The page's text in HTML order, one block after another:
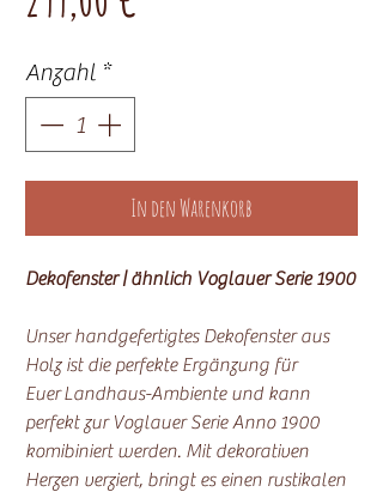
Anzahl *
In den Warenkorb
Dekofenster | ähnlich Voglauer Serie 1900
Unser handgefertigtes Dekofenster aus
Holz ist die perfekte Ergänzung für
Euer Landhaus-Ambiente und kann
perfekt zur Voglauer Serie Anno 1900
komibiniert werden. Mit dekorativen
Herzen verziert, bringt es einen rustikalen